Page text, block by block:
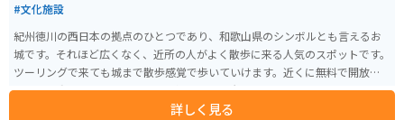
#文化施設
紀州徳川の西日本の拠点のひとつであり、和歌山県のシンボルとも言えるお
城です。それほど広くなく、近所の人がよく散歩に来る人気のスポットです。
ツーリングで来ても城まで散歩感覚で歩いていけます。近くに無料で開放さ
れている動物園もあり、1人でも楽しめる場所です。
詳しく見る